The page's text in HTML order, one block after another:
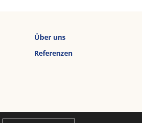
Über uns
Referenzen